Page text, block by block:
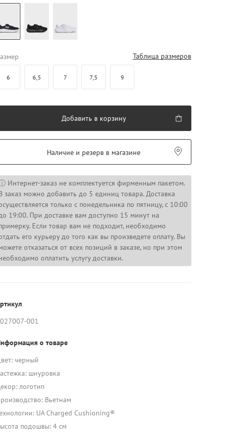
Таблица размеров
6 6,5 7 7,5 9
Добавить в корзину
Наличие и резерв в магазине
Интернет-заказ не комплектуется фирменным пакетом.
заказ можно добавить до 5 единиц товара. Доставка
только с понедельника по пятницу, с 10:00
19:00. При доставке вам доступно 15 минут на
Если товар вам не подходит, необходимо
его курьеру до того как вы произведете оплату. Вы
отказаться от всех позиций в заказе, но при этом
оплатить услугу доставки.
001
о товаре
черный
шнуровка
логотип
Вьетнам
UA Charged Cushioning®
подошвы: 4 см